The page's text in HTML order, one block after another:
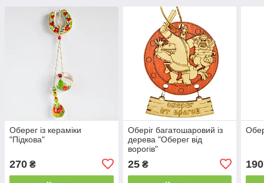
Оберег із кераміки
"Підкова"
270 ₴
Оберіг багатошаровий із
дерева "Оберег від
ворогів"
25₴ 190